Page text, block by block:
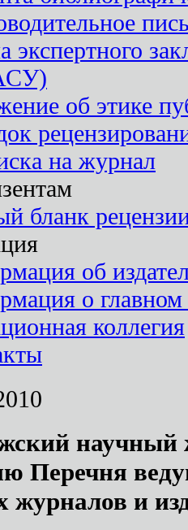
экспертного
об этике
на журнал
бланк
об
о главном
коллегия
научный
Перечня
журналов и